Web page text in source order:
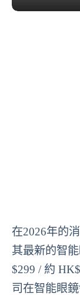
在2026年的
其最新的智
$299 / 約
司在智能眼